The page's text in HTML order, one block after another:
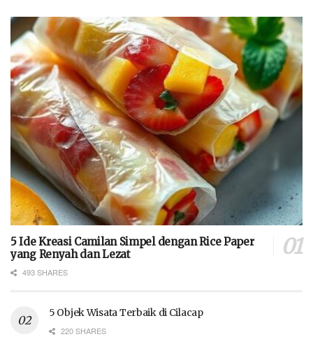
5 Ide Kreasi Camilan Simpel dengan Rice Paper
yang Renyah dan Lezat
493 SHARES
5 Objek Wisata Terbaik di Cilacap
220 SHARES